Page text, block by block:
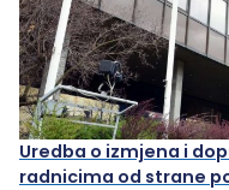
Uredba o izmjena i
radnicima od strane